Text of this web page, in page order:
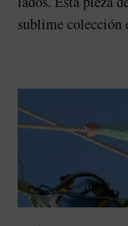
sublime colección